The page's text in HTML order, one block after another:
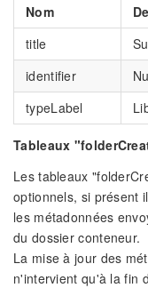
Nom
title
identifier
typeLabel
Tableaux
Les tableaux
optionnels, si présent
les métadonnées
du dossier conteneur.
La mise à jour des
n'intervient qu'à la fin